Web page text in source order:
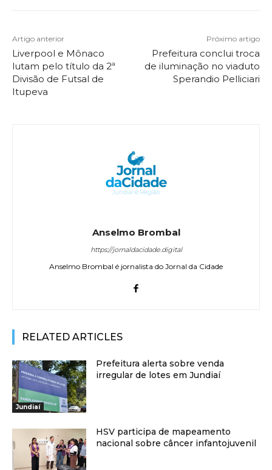
Artigo anterior
Liverpool e Mônaco
lutam pelo título da 2ª
Divisão de Futsal de
Itupeva
Próximo artigo
Prefeitura conclui troca
de iluminação no viaduto
Sperandio Pelliciari
Anselmo Brombal
https://jornaldacidade.digital
Anselmo Brombal é jornalista do Jornal da Cidade
RELATED ARTICLES
Jundiaí
Prefeitura alerta sobre venda
irregular de lotes em Jundiaí
HSV participa de mapeamento
nacional sobre câncer infantojuvenil